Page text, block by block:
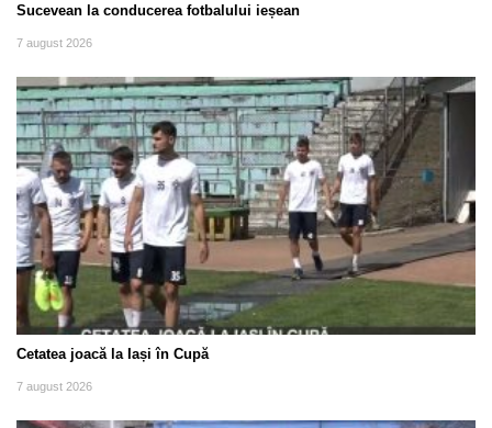
Sucevean la conducerea fotbalului ieșean
7 august 2026
Cetatea joacă la Iași în Cupă
7 august 2026